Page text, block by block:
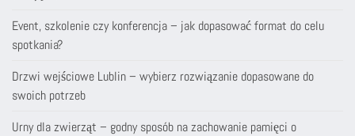
Event, szkolenie czy konferencja – jak dopasować format do celu
spotkania?
Drzwi wejściowe Lublin – wybierz rozwiązanie dopasowane do
swoich potrzeb
Urny dla zwierząt – godny sposób na zachowanie pamięci o